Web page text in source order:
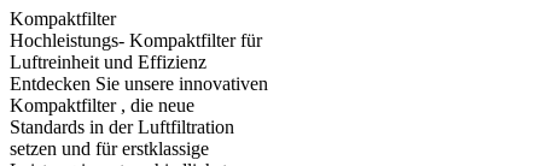
Kompaktfilter
Hochleistungs- Kompaktfilter für
Luftreinheit und Effizienz
Entdecken Sie unsere innovativen
Kompaktfilter , die neue
Standards in der Luftfiltration
setzen und für erstklassige